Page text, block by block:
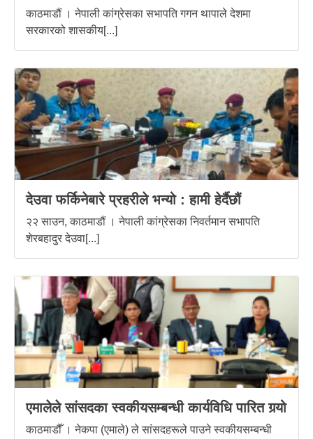
काठमाडौं । नेपाली कांग्रेसका सभापति गगन थापाले देशमा
सरकारको शासकीय[...]
देउवा फर्किनेबारे प्रहरीले भन्यो : हामी हेर्दैछौं
२२ साउन, काठमाडौं । नेपाली कांग्रेसका निवर्तमान सभापति
शेरबहादुर देउवा[...]
एमालेले सांसदका स्वकीयसम्बन्धी कार्यविधि पारित गर्‍यो
काठमाडौँ । नेकपा (एमाले) ले सांसदहरूले पाउने स्वकीयसम्बन्धी